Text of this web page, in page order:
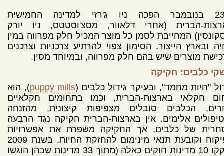
ב-23 בנובמבר הפכה ניו ג'רזי למדינה החמישית
הברית (אחרי דלאוור, מסצ'וסטטס, ניו יורק
המחייבת לסמן כל מוצר המכיל חלק מפרווה במין
ובארץ הייצור. הסימון צפוי להרתיע צרכניות וצרכנים
מוצרים שיש בהם חלק מפרווה, ובמיוחד מסין.
כלבים: חקיקה
"חיות מחמד", ובעיקר גידול כלבים (puppy mills), הוא
חקלאי בארצות-הברית, וכמו בתחומים חקלאיים
הכלבים סובלים מצפיפות קיצונית, מהזנחה
אלימים. אין בארצות-הברית חקיקה נגד הרבעה
של כלבים, אך החקיקה משפרת את אפשרויות
הפיקוח וקובעת תנאי מינימום להחזקת החיות. בשנת 2009
חוקקו 10 מדינות חוקים כאלה (מתוך 33 מדינות שבהן הוגשו